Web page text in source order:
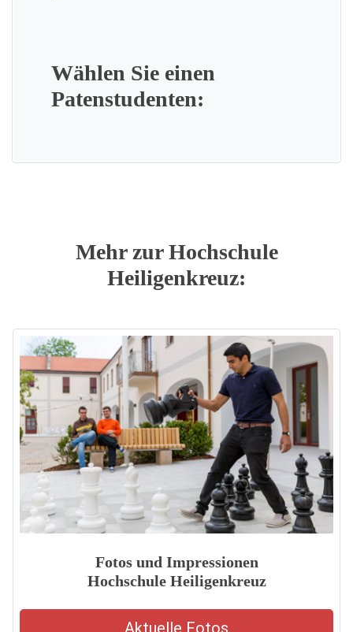
Wählen Sie einen
Patenstudenten:
Mehr zur Hochschule
Heiligenkreuz:
Fotos und Impressionen
Hochschule Heiligenkreuz
Aktuelle Fotos